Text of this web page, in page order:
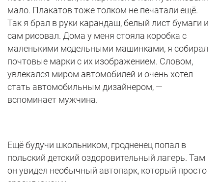
мало. Плакатов тоже толком не печатали ещё.
Так я брал в руки карандаш, белый лист бумаги и
сам рисовал. Дома у меня стояла коробка с
маленькими модельными машинками, я собирал
почтовые марки с их изображением. Словом,
увлекался миром автомобилей и очень хотел
стать автомобильным дизайнером, —
вспоминает мужчина.
Ещё будучи школьником, гродненец попал в
польский детский оздоровительный лагерь. Там
он увидел необычный автопарк, который просто